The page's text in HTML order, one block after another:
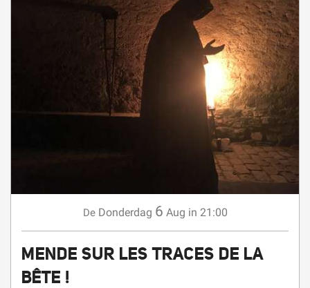
De Donderdag 6 Aug in 21:00
MENDE SUR LES TRACES DE LA
BÊTE !